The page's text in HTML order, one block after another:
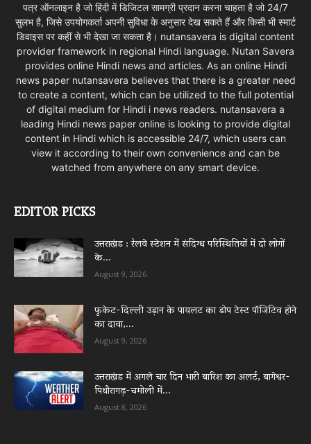
पत्र ऑनलाइन है जो हिंदी में डिजिटल सामग्री प्रदान करना चाहता है जो 24/7
सुलभ है, जिसे उपयोगकर्ता अपनी सुविधा के अनुसार देख सकते हैं और किसी भी स्मार्ट
डिवाइस पर कहीं से भी देखा जा सकता है। nutansavera is digital content
provider framework in regional Hindi language. Nutan Savera
provides online Hindi news and articles. As an online Hindi
news paper nutansavera believes that there is a greater need
to create a content, which can be utilized to the full potential
of digital medium for Hindi i news readers. nutansavera a
leading Hindi news paper online is looking to provide digital
content in Hindi which is accessible 24/7, which users can
view it according to their own convenience and can be
watched from anywhere on any smart device.
EDITOR PICKS
उत्तराखंड : रेलवे स्टेशन में संदिग्ध परिस्थितियों में दो लोगों
के...
August 9, 2026
फुकेट-दिल्ली उड़ान के पायलट का डोप टेस्ट पॉजिटिव होने
का दावा,...
August 9, 2026
उत्तराखंड में अगले चार दिन भारी बारिश का अलर्ट, बागेश्वर-
पिथौरागढ़-चमोली में...
August 8, 2026